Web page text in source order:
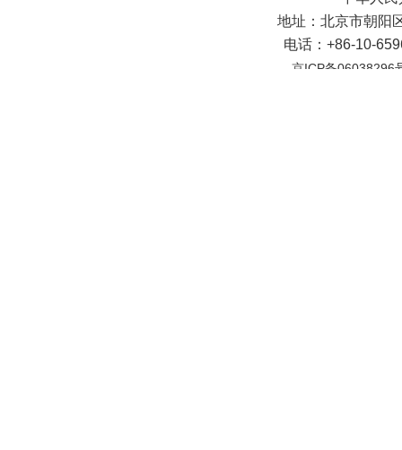
地址：北京市朝阳
电话：+86-10-
京ICP备06038296